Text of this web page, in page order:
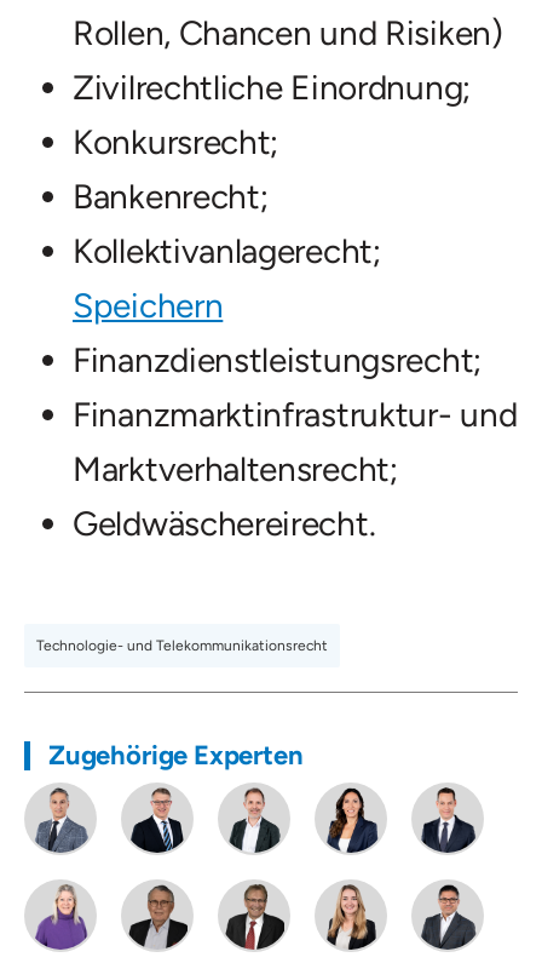
Rollen, Chancen und Risiken)
Zivilrechtliche Einordnung;
Konkursrecht;
Bankenrecht;
Kollektivanlagerecht;
Speichern
Finanzdienstleistungsrecht;
Finanzmarktinfrastruktur- und
Marktverhaltensrecht;
Geldwäschereirecht.
Technologie- und Telekommunikationsrecht
Zugehörige Experten